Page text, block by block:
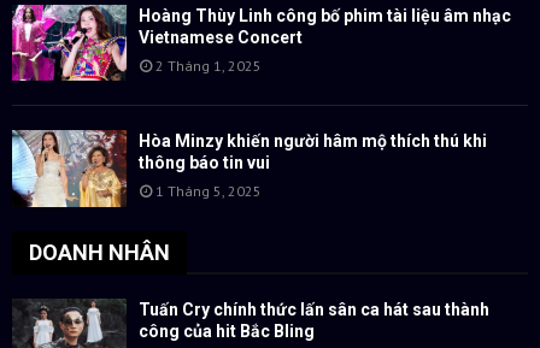
Hoàng Thùy Linh công bố phim tài liệu âm nhạc
Vietnamese Concert
2 Tháng 1, 2025
Hòa Minzy khiến người hâm mộ thích thú khi
thông báo tin vui
1 Tháng 5, 2025
DOANH NHÂN
Tuấn Cry chính thức lấn sân ca hát sau thành
công của hit Bắc Bling